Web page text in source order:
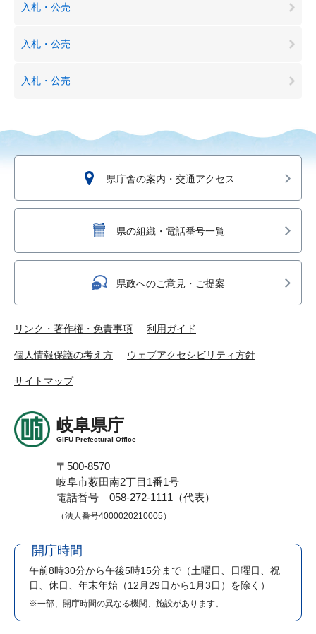
入札・公売
入札・公売
入札・公売
県庁舎の案内・交通アクセス
県の組織・電話番号一覧
県政へのご意見・ご提案
リンク・著作権・免責事項 利用ガイド
個人情報保護の考え方 ウェブアクセシビリティ方針
サイトマップ
岐阜県庁
GIFU Prefectural Office
〒500-8570
岐阜市薮田南2丁目1番1号
電話番号 058-272-1111（代表）
（法人番号4000020210005）
開庁時間
午前8時30分から午後5時15分まで （土曜日、日曜日、祝
日、休日、年末年始（12月29日から1月3日）を除く）
※一部、開庁時間の異なる機関、施設があります。